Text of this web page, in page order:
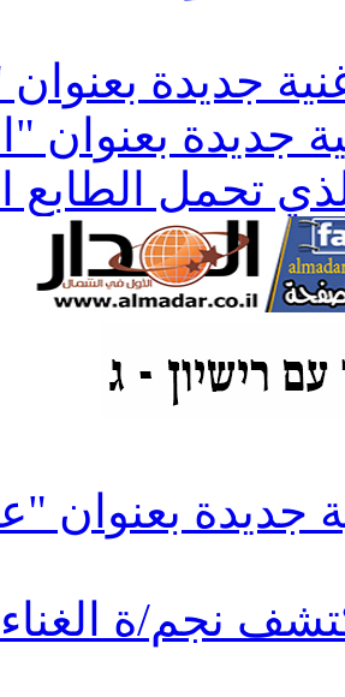
جديدة بعنوان
نجم/ة الغناء